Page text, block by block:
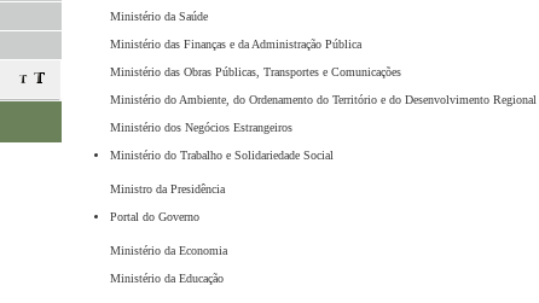
Ministério da Saúde
Ministério das Finanças e da Administração Pública
Ministério das Obras Públicas, Transportes e Comunicações
Ministério do Ambiente, do Ordenamento do Território e do Desenvolvimento Regional
Ministério dos Negócios Estrangeiros
Ministério do Trabalho e Solidariedade Social
Ministro da Presidência
Portal do Governo
Ministério da Economia
Ministério da Educação